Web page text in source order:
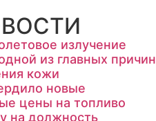
излучение
из главных причин
кожи
новые
цены на топливо
на должность